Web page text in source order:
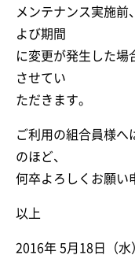
メンテナンス実施前
よび期間
に変更が発生した場
させてい
ただきます。
ご利用の組合員様へ
のほど、
何卒よろしくお願い
以上
2016年 5月18日（水